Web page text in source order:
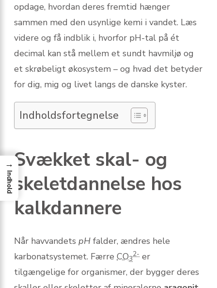
opdage, hvordan deres fremtid hænger
sammen med den usynlige kemi i vandet. Læs
videre og få indblik i, hvorfor pH-tal på ét
decimal kan stå mellem et sundt havmiljø og
et skrøbeligt økosystem – og hvad det betyder
for dig, mig og livet langs de danske kyster.
Indholdsfortegnelse
Svækket skal- og
skeletdannelse hos
kalkdannere
Når havvandets pH falder, ændres hele
karbonatsystemet. Færre CO3
2- er
tilgængelige for organismer, der bygger deres
→
Indhold